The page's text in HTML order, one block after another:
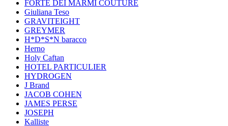
FORTE DEI MARMI COUTURE
Giuliana Teso
GRAVITEIGHT
GREYMER
H*D*S*N baracco
Herno
Holy Caftan
HOTEL PARTICULIER
HYDROGEN
J Brand
JACOB COHEN
JAMES PERSE
JOSEPH
Kalliste